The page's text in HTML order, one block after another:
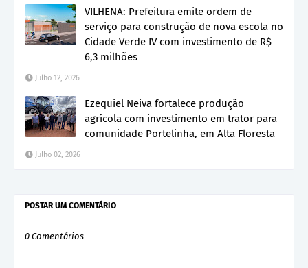
VILHENA: Prefeitura emite ordem de
serviço para construção de nova escola no
Cidade Verde IV com investimento de R$
6,3 milhões
Julho 12, 2026
Ezequiel Neiva fortalece produção
agrícola com investimento em trator para
comunidade Portelinha, em Alta Floresta
Julho 02, 2026
POSTAR UM COMENTÁRIO
0 Comentários